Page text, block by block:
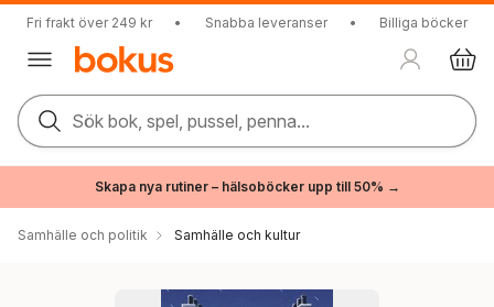
Fri frakt över 249 kr • Snabba leveranser • Billiga böcker
Sök bok, spel, pussel, penna...
Skapa nya rutiner – hälsoböcker upp till 50% →
Samhälle och politik Samhälle och kultur